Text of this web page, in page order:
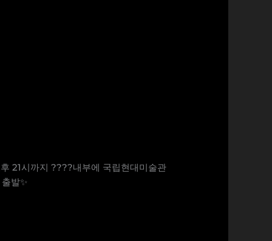
21시까지 ????내부에 국립현대미술관
발✨